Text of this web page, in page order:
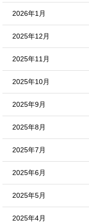
2026年1月
2025年12月
2025年11月
2025年10月
2025年9月
2025年8月
2025年7月
2025年6月
2025年5月
2025年4月